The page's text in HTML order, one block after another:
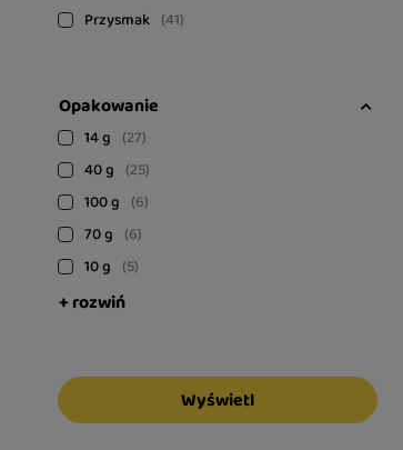
Przysmak 41
Opakowanie
14 g
27
40 g
25
100 g
6
70 g
6
10 g
5
+ rozwiń
Wyświetl